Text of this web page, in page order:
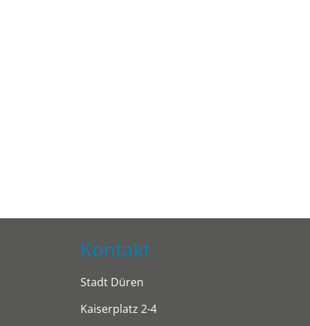
Kontakt
Stadt Düren
Kaiserplatz 2-4